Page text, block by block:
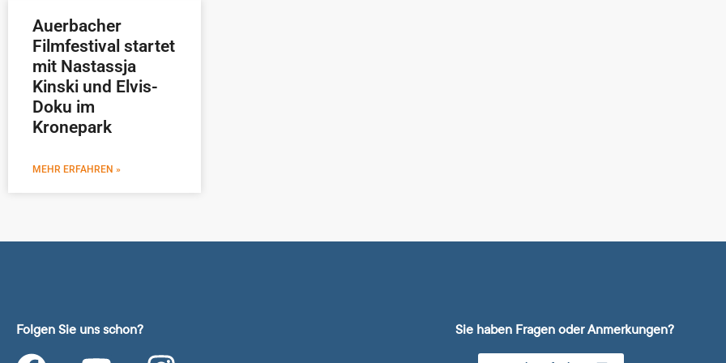
Auerbacher
Filmfestival startet
mit Nastassja
Kinski und Elvis-
Doku im
Kronepark
MEHR ERFAHREN »
Folgen Sie uns schon? Sie haben Fragen oder Anmerkungen?